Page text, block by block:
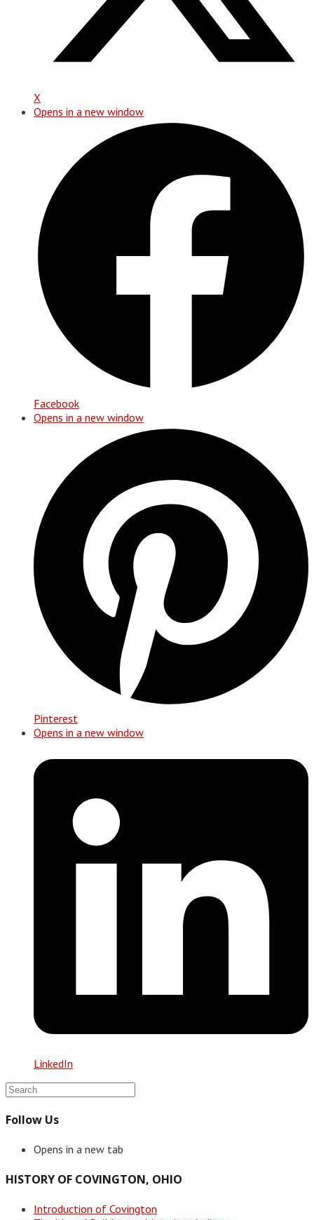
X
Opens in a new window
Facebook
Opens in a new window
Pinterest
Opens in a new window
LinkedIn
Follow Us
Opens in a new tab
HISTORY OF COVINGTON, OHIO
Introduction of Covington